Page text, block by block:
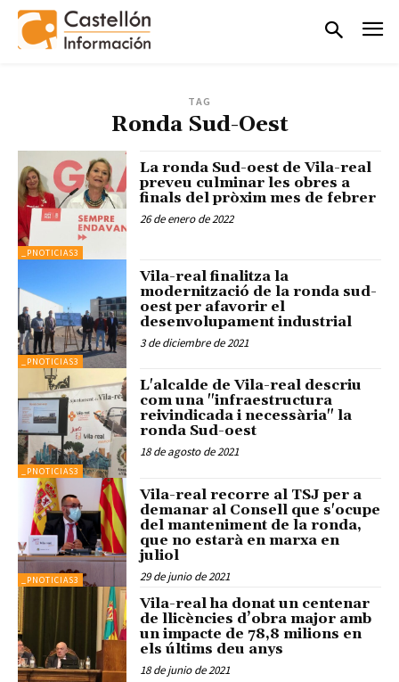
TAG
Ronda Sud-Oest
_PNOTICIAS3
La ronda Sud-oest de Vila-real
preveu culminar les obres a
finals del pròxim mes de febrer
26 de enero de 2022
_PNOTICIAS3
Vila-real finalitza la
modernització de la ronda sud-
oest per afavorir el
desenvolupament industrial
3 de diciembre de 2021
_PNOTICIAS3
L'alcalde de Vila-real descriu
com una "infraestructura
reivindicada i necessària" la
ronda Sud-oest
18 de agosto de 2021
_PNOTICIAS3
Vila-real recorre al TSJ per a
demanar al Consell que s'ocupe
del manteniment de la ronda,
que no estarà en marxa en
juliol
29 de junio de 2021
Vila-real ha donat un centenar
de llicències d’obra major amb
un impacte de 78,8 milions en
els últims deu anys
18 de junio de 2021